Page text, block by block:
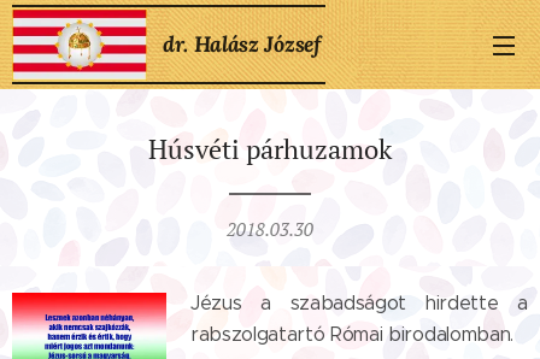
dr. Halász József
Húsvéti párhuzamok
2018.03.30
Jézus a szabadságot hirdette a
rabszolgatartó Római birodalomban.